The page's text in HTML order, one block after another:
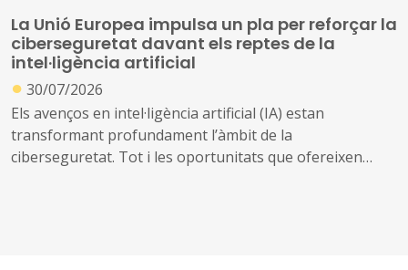
La Unió Europea impulsa un pla per reforçar la
ciberseguretat davant els reptes de la
intel·ligència artificial
● 30/07/2026
Els avenços en intel·ligència artificial (IA) estan
transformant profundament l’àmbit de la
ciberseguretat. Tot i les oportunitats que ofereixen